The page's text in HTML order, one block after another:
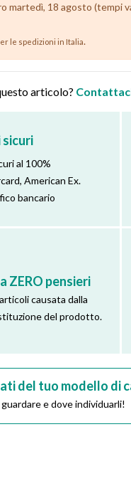
martedì, 18 agosto (tempi
le spedizioni in Italia.
articolo?
sicuri
al 100%
American Ex.
bancario
ZERO pensieri
causata dalla
del prodotto.
del tuo modello di
e dove individuarli!